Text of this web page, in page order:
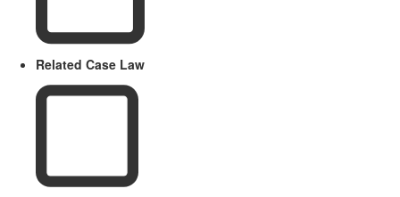
Related Case Law